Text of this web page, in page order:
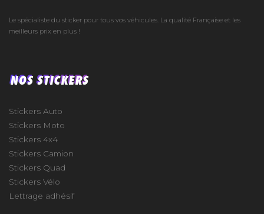
Le spécialiste du sticker pour tous vos véhicules. La qualité Française et les
meilleurs prix en plus !
NOS STICKERS
Stickers Auto
Stickers Moto
Stickers 4x4
Stickers Camion
Stickers Quad
Stickers Vélo
Lettrage adhésif